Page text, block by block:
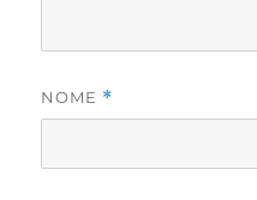
NOME *